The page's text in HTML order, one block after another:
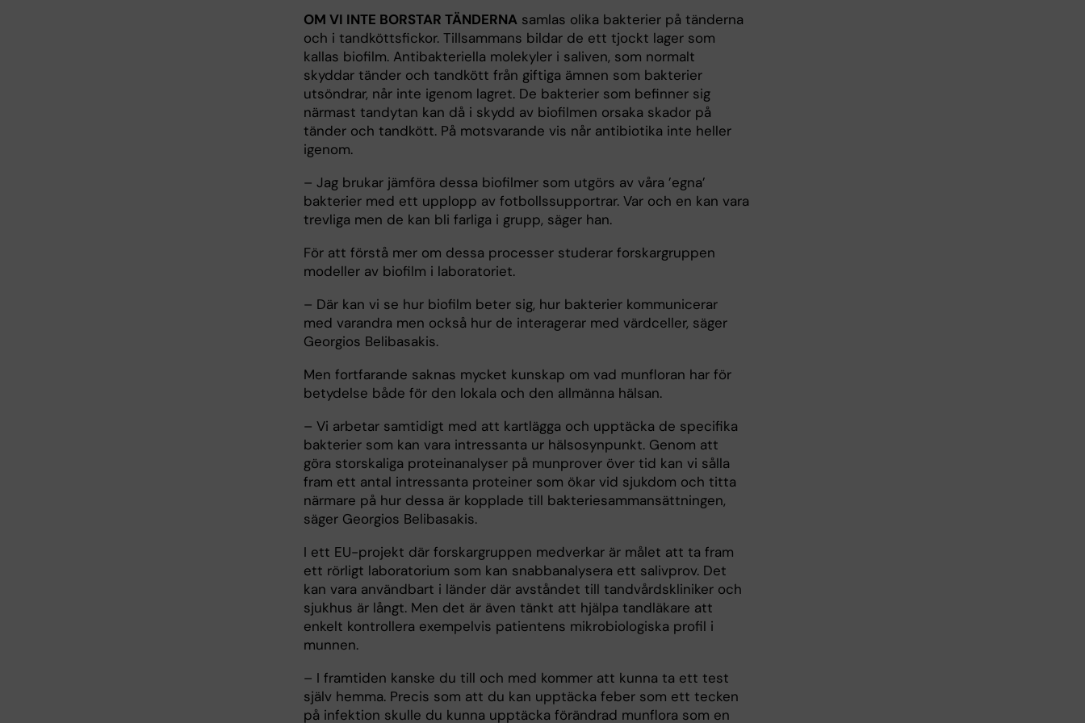
OM VI INTE BORSTAR TÄNDERNA samlas olika bakterier på tänderna
och i tandköttsfickor. Tillsammans bildar de ett tjockt lager som
kallas biofilm. Antibakteriella molekyler i saliven, som normalt
skyddar tänder och tandkött från giftiga ämnen som bakterier
utsöndrar, når inte igenom lagret. De bakterier som befinner sig
närmast tandytan kan då i skydd av biofilmen orsaka skador på
tänder och tandkött. På motsvarande vis når antibiotika inte heller
igenom.
– Jag brukar jämföra dessa biofilmer som utgörs av våra ’egna’
bakterier med ett upplopp av fotbollssupportrar. Var och en kan vara
trevliga men de kan bli farliga i grupp, säger han.
För att förstå mer om dessa processer studerar forskargruppen
modeller av biofilm i laboratoriet.
– Där kan vi se hur biofilm beter sig, hur bakterier kommunicerar
med varandra men också hur de interagerar med värdceller, säger
Georgios Belibasakis.
Men fortfarande saknas mycket kunskap om vad munfloran har för
betydelse både för den lokala och den allmänna hälsan.
– Vi arbetar samtidigt med att kartlägga och upptäcka de specifika
bakterier som kan vara intressanta ur hälsosynpunkt. Genom att
göra storskaliga proteinanalyser på munprover över tid kan vi sålla
fram ett antal intressanta proteiner som ökar vid sjukdom och titta
närmare på hur dessa är kopplade till bakteriesammansättningen,
säger Georgios Belibasakis.
I ett EU-projekt där forskargruppen medverkar är målet att ta fram
ett rörligt laboratorium som kan snabbanalysera ett salivprov. Det
kan vara användbart i länder där avståndet till tandvårdskliniker och
sjukhus är långt. Men det är även tänkt att hjälpa tandläkare att
enkelt kontrollera exempelvis patientens mikrobiologiska profil i
munnen.
– I framtiden kanske du till och med kommer att kunna ta ett test
själv hemma. Precis som att du kan upptäcka feber som ett tecken
på infektion skulle du kunna upptäcka förändrad munflora som en